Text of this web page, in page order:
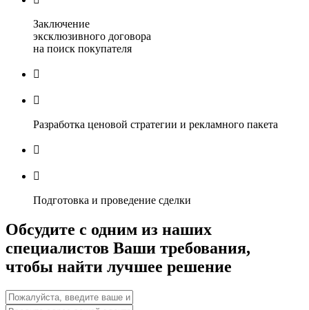
Заключение
эксклюзивного договора
на поиск покупателя


Разработка ценовой стратегии и рекламного пакета


Подготовка и проведение сделки
Обсудите с одним из наших
специалистов Ваши требования,
чтобы найти лучшее решение